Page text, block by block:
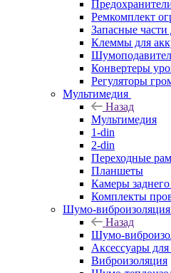
Ремкомплект
Запасные части
Клеммы для
Конвертеры
Регуляторы
Мультимедия
Назад
Мультимедия
1-din
2-din
Переходные
Планшеты
Камеры
Комплекты
Шумо-виброизоляция
Назад
Шумо-
Аксессуары
Виброизоляция